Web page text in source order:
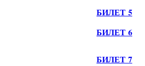
БИЛЕТ 5
БИЛЕТ 6
БИЛЕТ 7